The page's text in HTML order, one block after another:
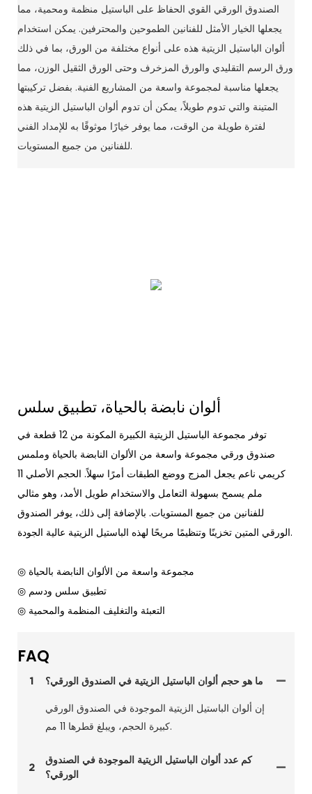
الصندوق الورقي القوي الحفاظ على الباستيل منظمة ومحمية، مما
يجعلها الخيار الأمثل للفنانين الطموحين والمحترفين. يمكن استخدام
ألوان الباستيل الزيتية هذه على أنواع مختلفة من الورق، بما في ذلك
ورق الرسم التقليدي والورق المزخرف وحتى الورق الثقيل الوزن، مما
يجعلها مناسبة لمجموعة واسعة من المشاريع الفنية. بفضل تركيبتها
المتينة والتي تدوم طويلاً، يمكن أن تدوم ألوان الباستيل الزيتية هذه
لفترة طويلة من الوقت، مما يوفر خيارًا موثوقًا به للإمداد الفني
للفنانين من جميع المستويات.
ألوان نابضة بالحياة، تطبيق سلس
توفر مجموعة الباستيل الزيتية الكبيرة المكونة من 12 قطعة في
صندوق ورقي مجموعة واسعة من الألوان النابضة بالحياة وملمس
كريمي ناعم يجعل المزج ووضع الطبقات أمرًا سهلاً. الحجم الأصلي 11
ملم يسمح بسهولة التعامل والاستخدام طويل الأمد، وهو مثالي
للفنانين من جميع المستويات. بالإضافة إلى ذلك، يوفر الصندوق
الورقي المتين تخزينًا وتنظيمًا مريحًا لهذه الباستيل الزيتية عالية الجودة.
◎ تطبيق سلس ودسم
◎ التعبئة والتغليف المنظمة والمحمية
FAQ
1 ما هو حجم ألوان الباستيل الزيتية في الصندوق الورقي؟
إن ألوان الباستيل الزيتية الموجودة في الصندوق الورقي
كبيرة الحجم، ويبلغ قطرها 11 مم.
2
كم عدد ألوان الباستيل الزيتية الموجودة في الصندوق
الورقي؟